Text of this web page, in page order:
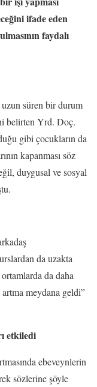
ifade eden
faydalı
süren bir durum
belirten Yrd. Doç.
gibi çocukların da
kapanması söz
duygusal ve sosyal
da uzakta
da daha
meydana geldi”
etkiledi
ebeveynlerin
sözlerine şöyle